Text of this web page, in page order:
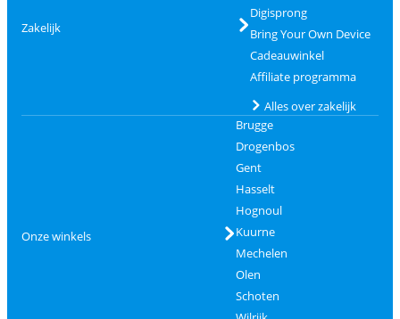
Zakelijk
Digisprong
Bring Your Own Device
Cadeauwinkel
Affiliate programma
Alles over zakelijk
Onze winkels
Brugge
Drogenbos
Gent
Hasselt
Hognoul
Kuurne
Mechelen
Olen
Schoten